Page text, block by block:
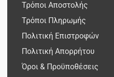
Τρόποι Αποστολής
Τρόποι Πληρωμής
Πολιτική Επιστροφών
Πολιτική Απορρήτου
Όροι & Προϋποθέσεις